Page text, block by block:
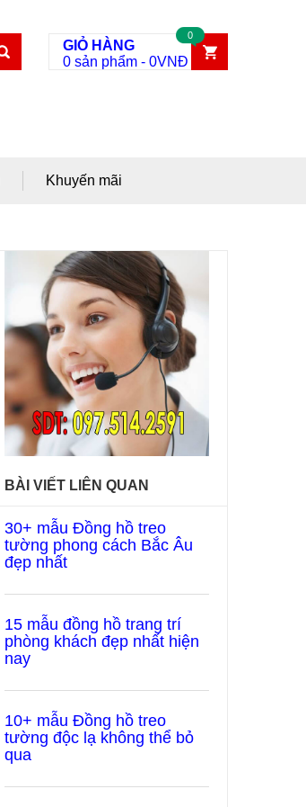
GIỎ HÀNG
0 sản phẩm - 0VNĐ
0
Khuyến mãi
BÀI VIẾT LIÊN QUAN
30+ mẫu Đồng hồ treo
tường phong cách Bắc Âu
đẹp nhất
15 mẫu đồng hồ trang trí
phòng khách đẹp nhất hiện
nay
10+ mẫu Đồng hồ treo
tường độc lạ không thể bỏ
qua